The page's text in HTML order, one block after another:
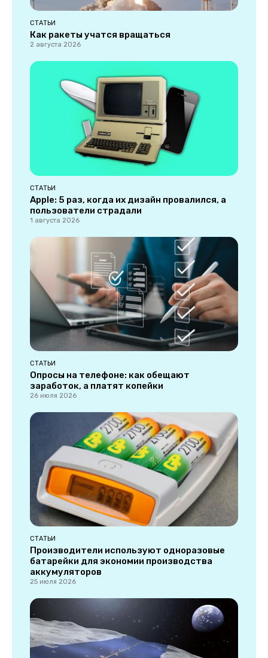
СТАТЬИ
Как ракеты учатся вращаться
2 августа 2026
СТАТЬИ
Apple: 5 раз, когда их дизайн провалился, а
пользователи страдали
1 августа 2026
СТАТЬИ
Опросы на телефоне: как обещают
заработок, а платят копейки
26 июля 2026
СТАТЬИ
Производители используют одноразовые
батарейки для экономии производства
аккумуляторов
25 июля 2026